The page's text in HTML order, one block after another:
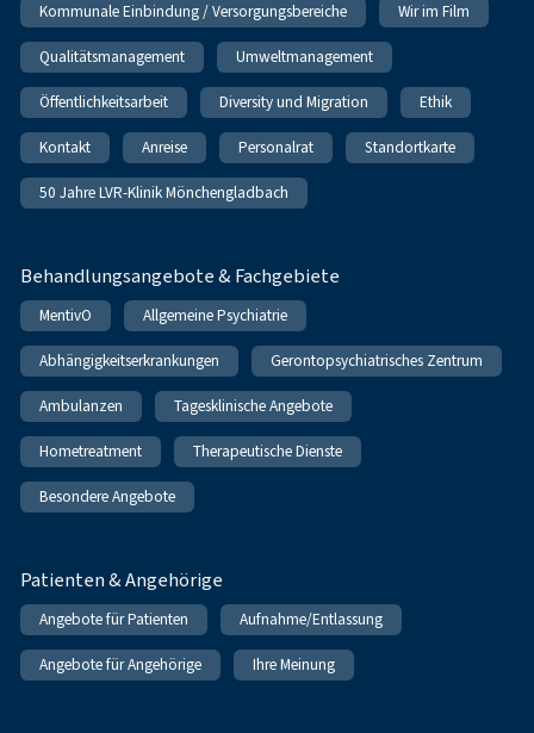
Kommunale Einbindung / Versorgungsbereiche Wir im Film
Qualitätsmanagement Umweltmanagement
Öffentlichkeitsarbeit Diversity und Migration Ethik
Kontakt Anreise Personalrat Standortkarte
50 Jahre LVR-Klinik Mönchengladbach
Behandlungsangebote & Fachgebiete
MentivO Allgemeine Psychiatrie
Abhängigkeitserkrankungen Gerontopsychiatrisches Zentrum
Ambulanzen Tagesklinische Angebote
Hometreatment Therapeutische Dienste
Besondere Angebote
Patienten & Angehörige
Angebote für Patienten Aufnahme/Entlassung
Angebote für Angehörige Ihre Meinung